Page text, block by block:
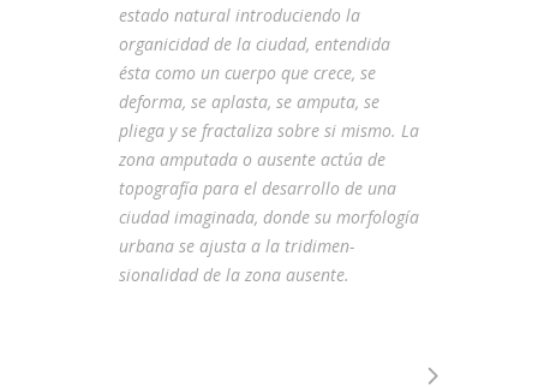
estado natural introduciendo la
organicidad de la ciudad, entendida
ésta como un cuerpo que crece, se
deforma, se aplasta, se amputa, se
pliega y se fractaliza sobre si mismo. La
zona amputada o ausente actúa de
topografía para el desarrollo de una
ciudad imaginada, donde su morfología
urbana se ajusta a la tridimen-
sionalidad de la zona ausente.